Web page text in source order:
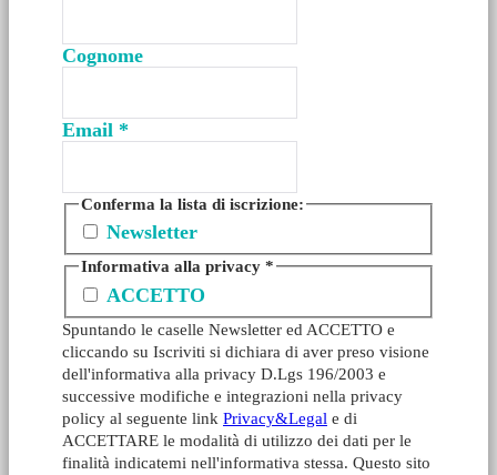
Cognome
Email *
Conferma la lista di iscrizione:
Newsletter
Informativa alla privacy*
ACCETTO
Spuntando le caselle Newsletter ed ACCETTO e
cliccando su Iscriviti si dichiara di aver preso visione
dell'informativa alla privacy D.Lgs 196/2003 e
successive modifiche e integrazioni nella privacy
policy al seguente link Privacy&Legal e di
ACCETTARE le modalità di utilizzo dei dati per le
finalità indicatemi nell'informativa stessa. Questo sito